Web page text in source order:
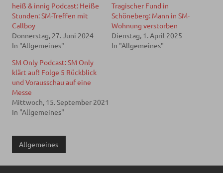
heiß & innig Podcast: Heiße
Stunden: SM-Treffen mit
Callboy
Donnerstag, 27. Juni 2024
In "Allgemeines"
Tragischer Fund in
Schöneberg: Mann in SM-
Wohnung verstorben
Dienstag, 1. April 2025
In "Allgemeines"
SM Only Podcast: SM Only
klärt auf! Folge 5 Rückblick
und Vorausschau auf eine
Messe
Mittwoch, 15. September 2021
In "Allgemeines"
Allgemeines